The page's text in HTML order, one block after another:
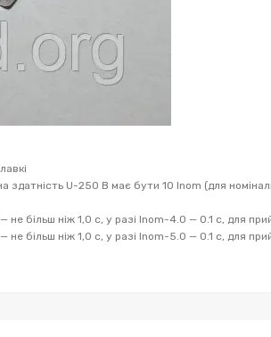
здатність U-250 В має бути 10 Inom (для
більш ніж 1,0 с, у разі Inom-4.0 — 0.1 с, для
не більш ніж 1,0 с, у разі Inom-5.0 — 0.1 с, для